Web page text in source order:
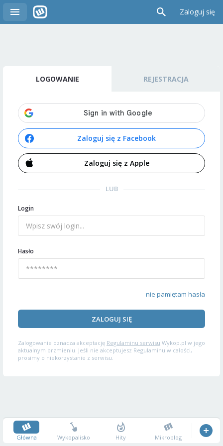
Zaloguj się
LOGOWANIE REJESTRACJA
Zaloguj się z Facebook
Zaloguj się z Apple
LUB
Login
Hasło
nie pamiętam hasła
ZALOGUJ SIĘ
Zalogowanie oznacza akceptację Regulaminu serwisu Wykop.pl w jego
aktualnym brzmieniu. Jeśli nie akceptujesz Regulaminu w całości,
prosimy o niekorzystanie z serwisu.
Główna Wykopalisko Hity Mikroblog